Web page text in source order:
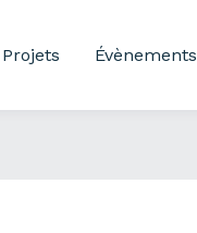
Projets Évènements